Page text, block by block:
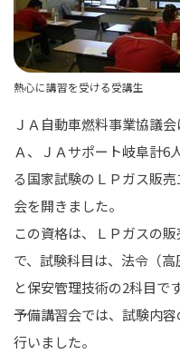
熱心に講習を受ける受講生
ＪＡ自動車燃料事業協議
Ａ、ＪＡサポート岐阜計6
る国家試験のＬＰガス販
会を開きました。
この資格は、ＬＰガスの
で、試験科目は、法令（高
と保安管理技術の2科目です
予備講習会では、試験内
行いました。